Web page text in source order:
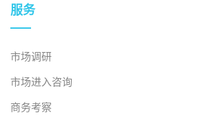
服务
市场调研
市场进入咨询
商务考察